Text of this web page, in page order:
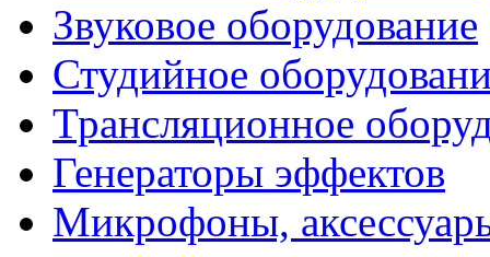
Звуковое оборудование
Студийное
Трансляционное
Генераторы эффектов
Микрофоны,